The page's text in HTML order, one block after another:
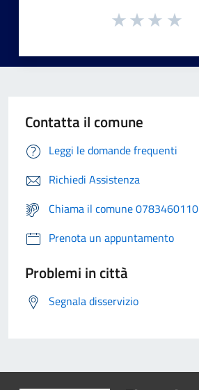
Contatta il comune
Leggi le domande frequenti
Richiedi Assistenza
Chiama il comune 0783460110
Prenota un appuntamento
Problemi in città
Segnala disservizio